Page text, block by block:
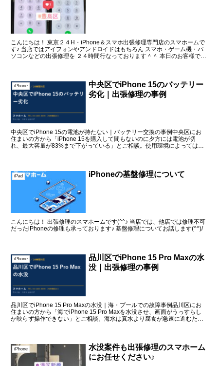
こんにちは！ 東京２４H・iPhone＆スマホ出張修理専門店のスマホームで
す♪ 当店ではアイフォンやアンドロイドはもちろん スマホ・ゲーム機・パ
ソコンなどの出張修理を ２４時間行なっております＾＾ 本日のお客様です
iPhone
中央区でiPhone 15のバッテリー
劣化｜出張修理の事例
中央区でiPhone 15の電池が持たない｜バッテリー交換の事例中央区にお
住まいの方から「iPhone 15を購入して間もないのに夕方には電池が切
れ、最大容量が83%まで下がっている」とご相談。使用環境によっては短
iPad iPhoneの基盤修理について
こんにちは！ 出張修理のスマホームです(^^♪ 当店では、他店では修理不可
だったiPhoneの修理も承っております♪ 基盤修理についてお話します(^^)/
iPhone
品川区でiPhone 15 Pro Maxの水
没｜出張修理の事例
品川区でiPhone 15 Pro Maxの水没｜海・プールでの故障事例品川区にお
住まいの方から「海でiPhone 15 Pro Maxを水没させ、画面がうっすらし
か映らず操作できない」とご相談。海水は真水より腐食が急速に進むた
iPhone
水没案件も出張修理のスマホーム
にお任せください♪